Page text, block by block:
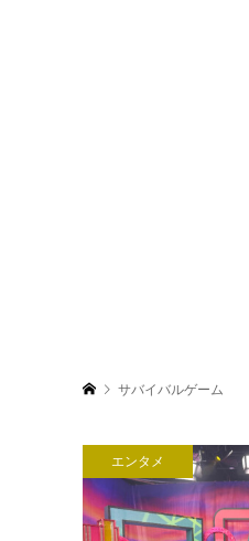
サバイバルゲーム
エンタメ